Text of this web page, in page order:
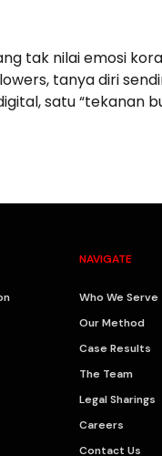
tak nilai emosi
tanya diri
satu “tekanan
NAVIGATE
Who We Serve
Our Method
Case Results
The Team
Legal Sharings
Careers
Contact Us